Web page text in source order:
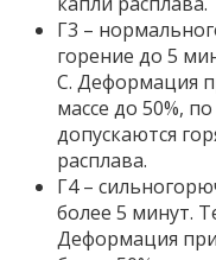
Г3 –
горение до 5
С. Деформация
массе до 50%,
допускаются
расплава.
Г4 –
более 5 минут.
Деформация при